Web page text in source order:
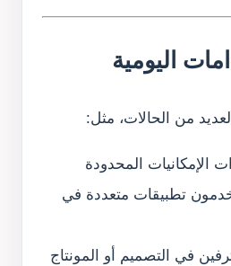
اليومية
من الحالات، مثل:
الإمكانيات المحدودة
تطبيقات متعددة في
في التصميم أو المونتاج